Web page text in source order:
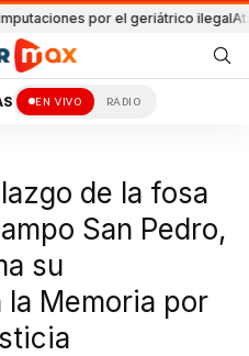
por el geriátrico ilegalAtacada
EN VIVO RADIO
de la fosa
San Pedro,
su
Memoria por